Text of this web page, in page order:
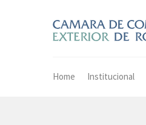
Home Institucional